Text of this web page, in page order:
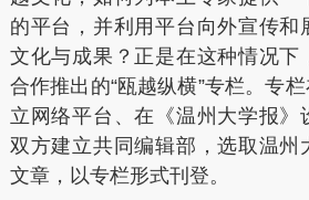
的平台，并利用平台向外宣传和
文化与成果？正是在这种情况下
合作推出的“瓯越纵横”专栏。专
立网络平台、在《温州大学报》
双方建立共同编辑部，选取温州
文章，以专栏形式刊登。